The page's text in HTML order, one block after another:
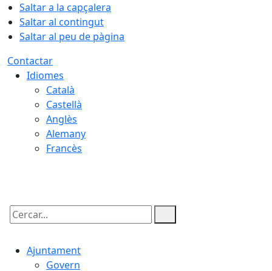
Saltar a la capçalera
Saltar al contingut
Saltar al peu de pàgina
Contactar
Idiomes
Català
Castellà
Anglès
Alemany
Francès
Cercar:
Ajuntament
Govern